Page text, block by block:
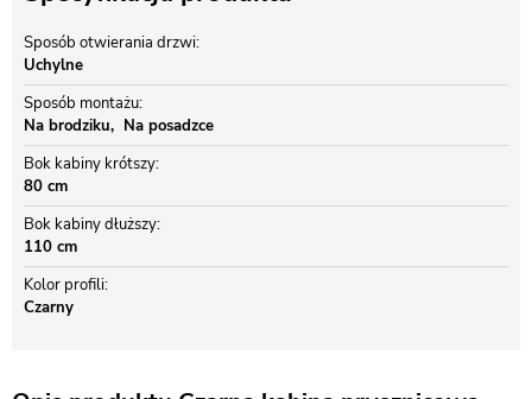
Sposób otwierania drzwi
Uchylne
Sposób montażu
Na brodziku
Na posadzce
Bok kabiny krótszy
80 cm
Bok kabiny dłuższy
110 cm
Kolor profili
Czarny